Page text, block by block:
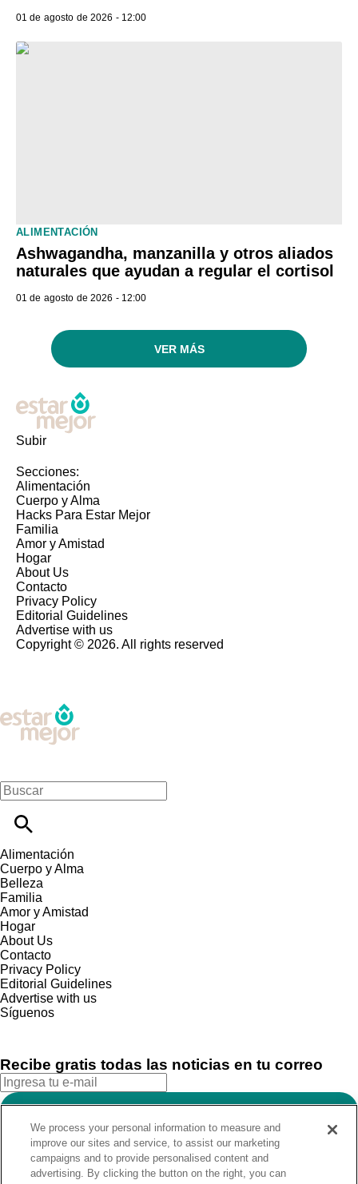
01 de agosto de 2026 - 12:00
ALIMENTACIÓN
Ashwagandha, manzanilla y otros aliados
naturales que ayudan a regular el cortisol
01 de agosto de 2026 - 12:00
VER MÁS
Subir
Secciones:
Alimentación
Cuerpo y Alma
Hacks Para Estar Mejor
Familia
Amor y Amistad
Hogar
About Us
Contacto
Privacy Policy
Editorial Guidelines
Advertise with us
Copyright © 2026. All rights reserved
Alimentación
Cuerpo y Alma
Belleza
Familia
Amor y Amistad
Hogar
About Us
Contacto
Privacy Policy
Editorial Guidelines
Advertise with us
Síguenos
Recibe gratis todas las noticias en tu correo
Este sitio está protegido por reCAPTCHA y Google
Política de
privacidad y Se aplican lasCondiciones de servicio
¡Muchas gracias!Ya estás suscrito a nuestro newsletter
We process your personal information to measure and
improve our sites and service, to assist our marketing
campaigns and to provide personalised content and
advertising. By clicking the button on the right, you can